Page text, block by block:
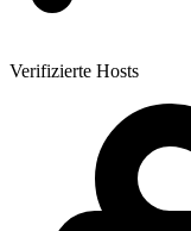
Verifizierte Hosts